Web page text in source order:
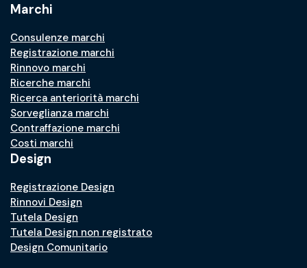
Marchi
Consulenze marchi
Registrazione marchi
Rinnovo marchi
Ricerche marchi
Ricerca anteriorità marchi
Sorveglianza marchi
Contraffazione marchi
Costi marchi
Design
Registrazione Design
Rinnovi Design
Tutela Design
Tutela Design non registrato
Design Comunitario